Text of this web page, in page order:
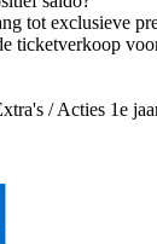
tot exclusieve
ticketverkoop
/ Acties 1e